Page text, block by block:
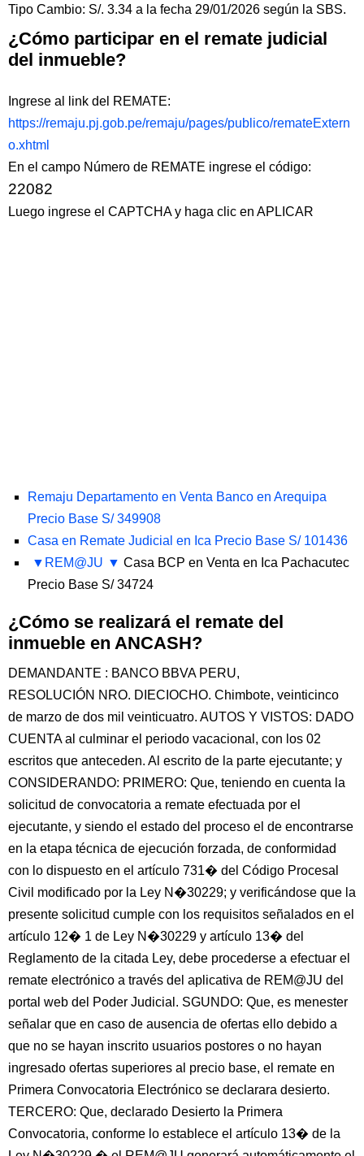
Tipo Cambio: S/. 3.34 a la fecha 29/01/2026 según la SBS.
¿Cómo participar en el remate judicial
del inmueble?
Ingrese al link del REMATE:
https://remaju.pj.gob.pe/remaju/pages/publico/remateExtern
o.xhtml
En el campo Número de REMATE ingrese el código:
22082
Luego ingrese el CAPTCHA y haga clic en APLICAR
Remaju Departamento en Venta Banco en Arequipa
Precio Base S/ 349908
Casa en Remate Judicial en Ica Precio Base S/ 101436
REM@JU
Casa BCP en Venta en Ica Pachacutec
Precio Base S/ 34724
¿Cómo se realizará el remate del
inmueble en ANCASH?
DEMANDANTE : BANCO BBVA PERU,
RESOLUCIÓN NRO. DIECIOCHO. Chimbote, veinticinco
de marzo de dos mil veinticuatro. AUTOS Y VISTOS: DADO
CUENTA al culminar el periodo vacacional, con los 02
escritos que anteceden. Al escrito de la parte ejecutante; y
CONSIDERANDO: PRIMERO: Que, teniendo en cuenta la
solicitud de convocatoria a remate efectuada por el
ejecutante, y siendo el estado del proceso el de encontrarse
en la etapa técnica de ejecución forzada, de conformidad
con lo dispuesto en el artículo 731� del Código Procesal
Civil modificado por la Ley N�30229; y verificándose que la
presente solicitud cumple con los requisitos señalados en el
artículo 12� 1 de Ley N�30229 y artículo 13� del
Reglamento de la citada Ley, debe procederse a efectuar el
remate electrónico a través del aplicativa de REM@JU del
portal web del Poder Judicial. SGUNDO: Que, es menester
señalar que en caso de ausencia de ofertas ello debido a
que no se hayan inscrito usuarios postores o no hayan
ingresado ofertas superiores al precio base, el remate en
Primera Convocatoria Electrónico se declarara desierto.
TERCERO: Que, declarado Desierto la Primera
Convocatoria, conforme lo establece el artículo 13� de la